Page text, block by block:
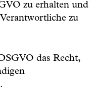
zu erhalten und
zu
das Recht,